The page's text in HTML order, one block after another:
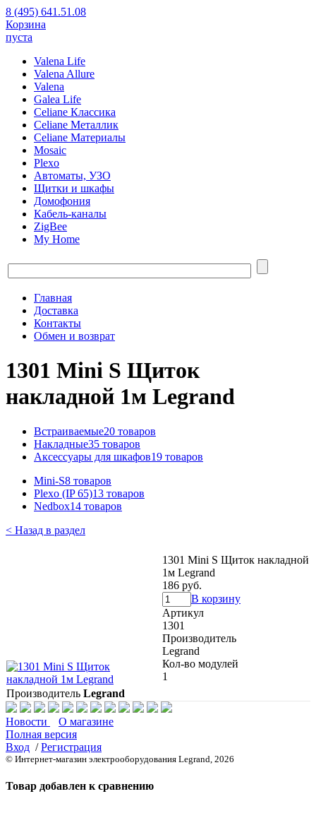
8 (495) 641.51.08
Корзина
пуста
Valena Life
Valena Allure
Valena
Galea Life
Celiane Классика
Celiane Металлик
Celiane Материалы
Mosaic
Plexo
Автоматы, УЗО
Щитки и шкафы
Домофония
Кабель-каналы
ZigBee
My Home
Главная
Доставка
Контакты
Обмен и возврат
1301 Mini S Щиток
накладной 1м Legrand
Встраиваемые20 товаров
Накладные35 товаров
Аксессуары для шкафов19 товаров
Mini-S8 товаров
Plexo (IP 65)13 товаров
Nedbox14 товаров
< Назад в раздел
1301 Mini S Щиток накладной
1м Legrand
186 руб.
В корзину
Артикул
1301
Производитель
Legrand
Кол-во модулей
1
Производитель Legrand
Новости
О магазине
Полная версия
Вход /Регистрация
© Интернет-магазин электрооборудования Legrand, 2026
Товар добавлен к сравнению